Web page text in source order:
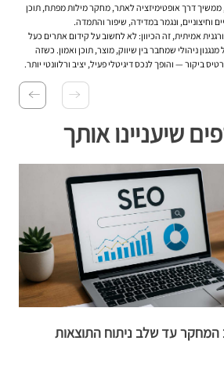
ממשיך דרך אופטימיזציה לאתר, מחקר מילות מפתח, תוכן
אמיתית, זה הכיוון: לא לחשוב על קידום אתרים כעל
ניהולי שמחבר בין שיווק, מוצר, תוכן ואמון. כשזה
ביקור — והופך לנכס דיגיטלי פעיל, יציב ורלוונטי יותר.
שיעניינו אותך
עד שלב ניתוח התוצאות